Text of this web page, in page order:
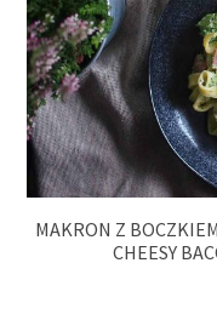
MAKRON Z
CHEESY